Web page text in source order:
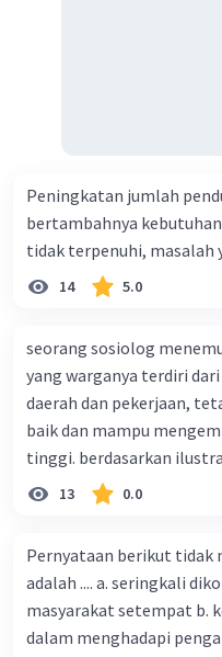
Peningkatan jumlah
bertambahnya
tidak terpenuhi, masalah
14 5.0
seorang sosiolog
yang warganya terdiri
daerah dan pekerjaan,
baik dan mampu
tinggi. berdasarkan
berfungsi sebagai ilmu
13 0.0
Pernyataan berikut tidak
adalah .... a. seringkali
masyarakat setempat b.
dalam menghadapi